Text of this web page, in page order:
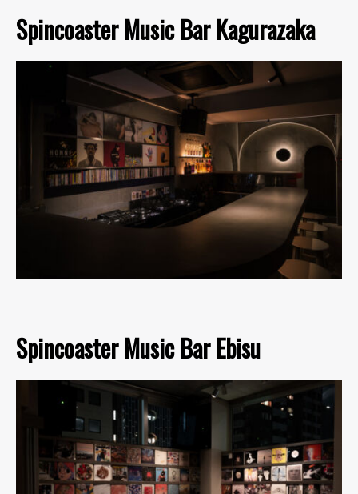
Spincoaster Music Bar Kagurazaka
Spincoaster Music Bar Ebisu